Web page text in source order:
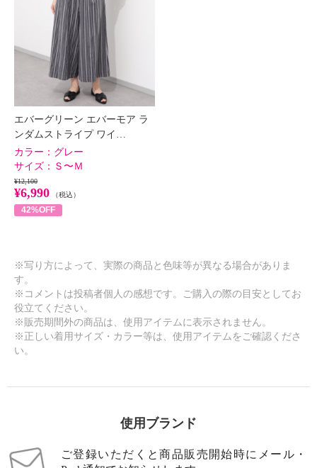
エバーグリーン エバーモア ラ
ンダムストライプ ワイ…
カラー： グレー
サイズ： Ｓ〜Ｍ
¥12,100
¥6,990 （税込）
42%OFF
※写り方によって、実際の商品と色味等が異なる場合がありま
す。
※コメントは投稿者個人の感想です。ご購入の際の目安としてお
役立てください。
※販売期間外の商品は、使用アイテムに表示されません。
※正しい着用サイズ・カラー等は、使用アイテムをご確認くださ
い。
使用ブランド
ご登録いただくと商品販売開始時にメール・